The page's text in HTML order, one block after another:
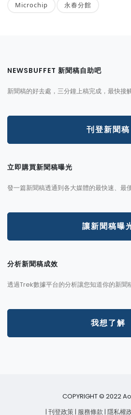
Microchip 永春分館
NEWSBUFFET 新聞稿自助吧
新聞稿的好去處，三分鐘上稿完成，最快接
刊登新聞稿
立即購買新聞稿曝光
發一篇新聞稿透通到各大媒體的最快速、最
讓新聞稿曝
分析新聞稿成效
透過Trek數據平台的分析讓您知道你的新聞
我想了解
COPYRIGHT © 2022
| 刊登政策 | 服務條款 | 隱私權